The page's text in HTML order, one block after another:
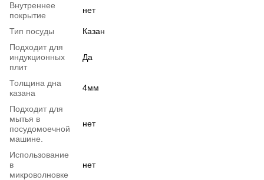
Внутреннее
покрытие
нет
Тип посуды
Казан
Подходит для
индукционных
плит
Да
Толщина дна
казана
4мм
Подходит для
мытья в
посудомоечной
машине.
нет
Использование
в
микроволновке
нет